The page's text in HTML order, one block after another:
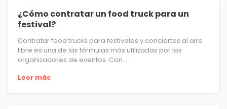
¿Cómo contratar un food truck para un
festival?
Contratar food trucks para festivales y conciertos al aire
libre es una de las fórmulas más utilizadas por los
organizadores de eventos. Con...
Leer más